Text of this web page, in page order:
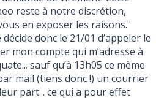
reste à notre discrétion,
en exposer les raisons."
donc le 21/01 d’appeler le
mon compte qui m’adresse à
sauf qu’à 13h05 ce même
mail (tiens donc !) un courrier
part... ce qui a pour effet